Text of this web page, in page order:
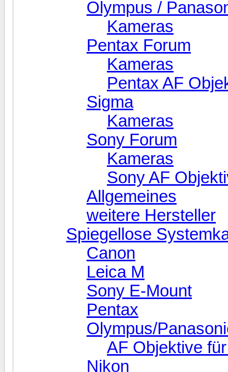
Olympus /
Kameras
Pentax Forum
Kameras
Pentax AF
Sigma
Kameras
Sony Forum
Kameras
Sony AF
Allgemeines
weitere Hersteller
Spiegellose
Canon
Leica M
Sony E-Mount
Pentax
Olympus/
AF Objektive
Nikon